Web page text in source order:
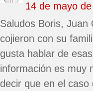
14 de mayo
Saludos Boris, Juan
cojieron con su
gusta hablar de
información es muy
decir que en el